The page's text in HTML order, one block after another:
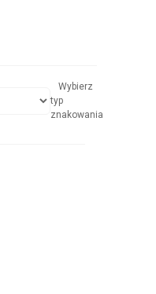
Wybierz
typ
znakowania